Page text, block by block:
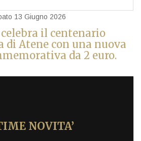
13 Giugno 2026
il centenario
di Atene con una nuova
da 2 euro.
NOVITA’